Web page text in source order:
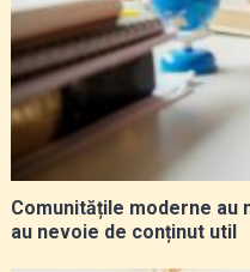
Comunitățile moderne au
au nevoie de conținut util